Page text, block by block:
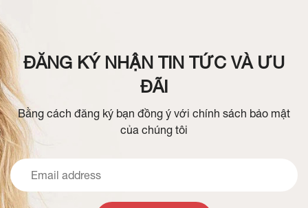
ĐĂNG KÝ NHẬN TIN TỨC VÀ ƯU
ĐÃI
Bằng cách đăng ký bạn đồng ý với chính sách bảo mật
của chúng tôi